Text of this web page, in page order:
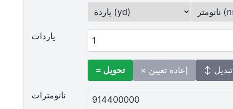
ياردات
= تحويل × إعادة تعيين ↕ تبديل
نانومترات 914400000